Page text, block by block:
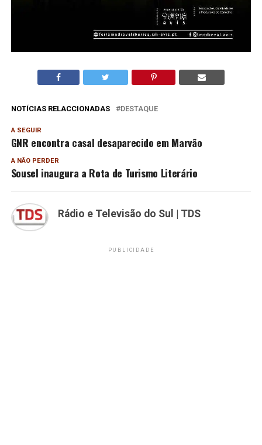
NOTÍCIAS RELACCIONADAS DESTAQUE
A SEGUIR
GNR encontra casal desaparecido em Marvão
A NÃO PERDER
Sousel inaugura a Rota de Turismo Literário
Rádio e Televisão do Sul | TDS
PUBLICIDADE